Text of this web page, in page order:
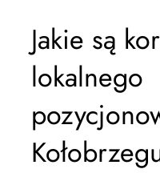
Jakie są
lokalnego